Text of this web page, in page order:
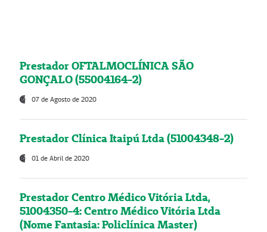
Prestador OFTALMOCLÍNICA SÃO
GONÇALO (55004164-2)
07 de Agosto de 2020
Prestador Clínica Itaipú Ltda (51004348-2)
01 de Abril de 2020
Prestador Centro Médico Vitória Ltda,
51004350-4: Centro Médico Vitória Ltda
(Nome Fantasia: Policlínica Master)